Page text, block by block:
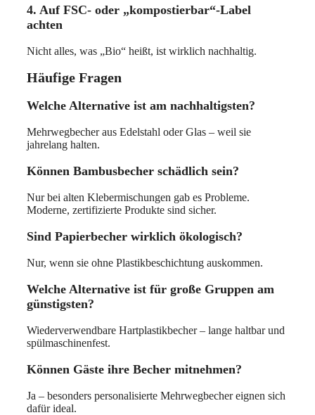
4. Auf FSC- oder „kompostierbar“-Label
achten
Nicht alles, was „Bio“ heißt, ist wirklich nachhaltig.
Häufige Fragen
Welche Alternative ist am nachhaltigsten?
Mehrwegbecher aus Edelstahl oder Glas – weil sie
jahrelang halten.
Können Bambusbecher schädlich sein?
Nur bei alten Klebermischungen gab es Probleme.
Moderne, zertifizierte Produkte sind sicher.
Sind Papierbecher wirklich ökologisch?
Nur, wenn sie ohne Plastikbeschichtung auskommen.
Welche Alternative ist für große Gruppen am
günstigsten?
Wiederverwendbare Hartplastikbecher – lange haltbar und
spülmaschinenfest.
Können Gäste ihre Becher mitnehmen?
Ja – besonders personalisierte Mehrwegbecher eignen sich
dafür ideal.